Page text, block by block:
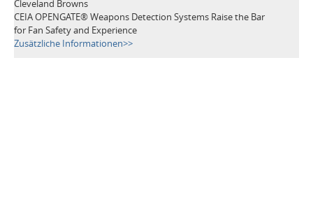
Cleveland Browns
CEIA OPENGATE® Weapons Detection Systems Raise the Bar
for Fan Safety and Experience
Zusätzliche Informationen>>